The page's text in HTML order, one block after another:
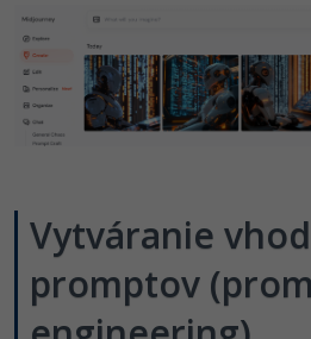
Vytváranie
promptov